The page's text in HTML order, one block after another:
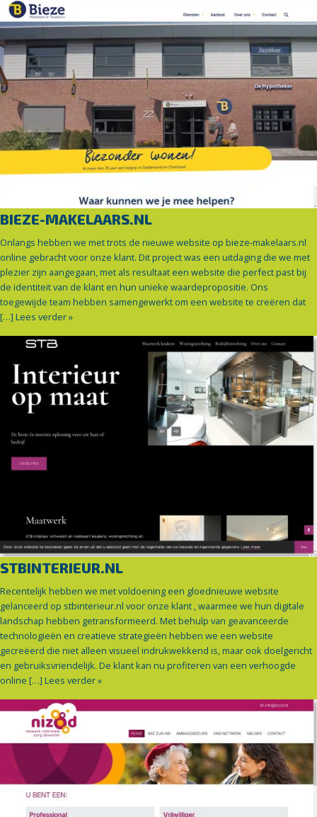
BIEZE-MAKELAARS.NL
Onlangs hebben we met trots de nieuwe website op bieze-makelaars.nl
online gebracht voor onze klant. Dit project was een uitdaging die we met
plezier zijn aangegaan, met als resultaat een website die perfect past bij
de identiteit van de klant en hun unieke waardepropositie. Ons
toegewijde team hebben samengewerkt om een website te creëren dat
[…] Lees verder »
STBINTERIEUR.NL
Recentelijk hebben we met voldoening een gloednieuwe website
gelanceerd op stbinterieur.nl voor onze klant , waarmee we hun digitale
landschap hebben getransformeerd. Met behulp van geavanceerde
technologieën en creatieve strategieën hebben we een website
gecreëerd die niet alleen visueel indrukwekkend is, maar ook doelgericht
en gebruiksvriendelijk. De klant kan nu profiteren van een verhoogde
online […] Lees verder »